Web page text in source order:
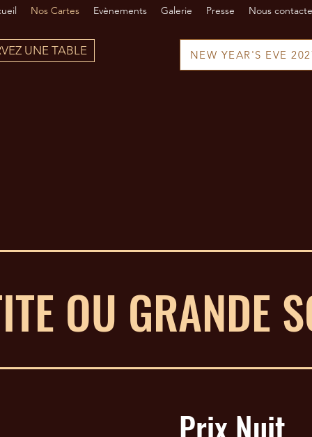
Nos Cartes Evènements Galerie Presse Nous
UNE TABLE NEW YEAR'S EVE
OU GRANDE
Prix Nuit